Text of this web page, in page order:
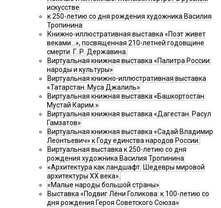
искусстве
к 250-летию со дня рождения художника Василия
Тропинина
Книжно-иллюстративная выставка «Поэт живет
веками…», посвященная 210-летней годовщине
смерти Г. Р. Державина.
Виртуальная книжная выставка «Палитра России:
народы и культуры»
Виртуальная книжно-иллюстративная выставка
«Татарстан. Муса Джалиль»
Виртуальная книжная выставка «Башкортостан.
Мустай Карим.»
Виртуальная книжная выставка «Дагестан. Расул
Гамзатов»
Виртуальная книжная выставка «Садай Владимир
Леонтьевич» к Году единства народов России.
Виртуальная выставка к 250-летию со дня
рождения художника Василия Тропинина
«Архитектура как ландшафт. Шедевры мировой
архитектуры XX века».
«Малые народы большой страны»
Выставка «Подвиг Лёни Голикова: к 100-летию со
дня рождения Героя Советского Союза»